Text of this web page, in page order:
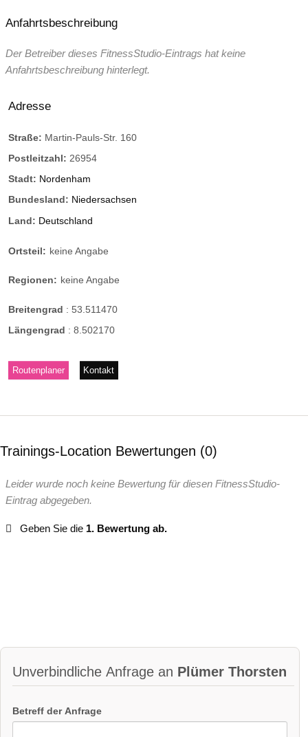
Anfahrtsbeschreibung
Der Betreiber dieses FitnessStudio-Eintrags hat keine
Anfahrtsbeschreibung hinterlegt.
Adresse
Straße: Martin-Pauls-Str. 160
Postleitzahl: 26954
Stadt: Nordenham
Bundesland: Niedersachsen
Land: Deutschland
Ortsteil: keine Angabe
Regionen: keine Angabe
Breitengrad : 53.511470
Längengrad : 8.502170
Routenplaner Kontakt
Trainings-Location Bewertungen 0
Leider wurde noch keine Bewertung für diesen FitnessStudio-
Eintrag abgegeben.
Geben Sie die 1. Bewertung ab.
Unverbindliche Anfrage an Plümer Thorsten
Betreff der Anfrage